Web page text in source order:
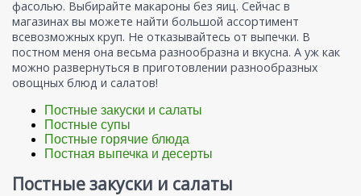
фасолью. Выбирайте макароны без яиц. Сейчас в
магазинах вы можете найти большой ассортимент
всевозможных круп. Не отказывайтесь от выпечки. В
постном меня она весьма разнообразна и вкусна. А уж как
можно развернуться в приготовлении разнообразных
овощных блюд и салатов!
Постные закуски и салаты
Постные супы
Постные горячие блюда
Постная выпечка и десерты
Постные закуски и салаты